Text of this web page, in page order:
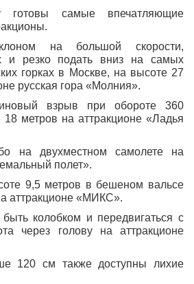
готовы самые впечатляющие
на большой скорости,
и резко подать вниз на самых
горках в Москве, на высоте 27
русская гора «Молния».
взрыв при обороте 360
18 метров на аттракционе «Ладья
на двухместном самолете на
полет».
9,5 метров в бешеном вальсе
аттракционе «МИКС».
колобком и передвигаться с
через голову на аттракционе
120 см также доступны лихие